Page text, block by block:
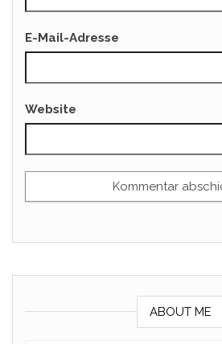
E-Mail-Adresse
Website
ABOUT ME